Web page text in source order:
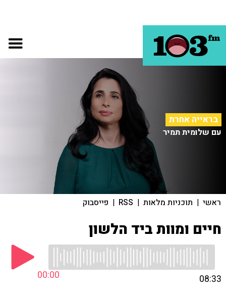
בראייה אחרת
עם שלומית תמיר
ראשי | תוכניות מלאות |
RSS
| פייסבוק
חיים ומוות ביד הלשון
00:00 08:33